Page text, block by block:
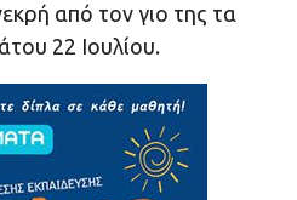
από τον γιο της τα
22 Ιουλίου.